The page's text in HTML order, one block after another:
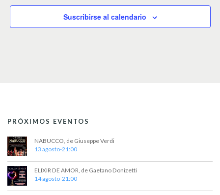
Suscribirse al calendario
PRÓXIMOS EVENTOS
NABUCCO, de Giuseppe Verdi
13 agosto-21:00
ELIXIR DE AMOR, de Gaetano Donizetti
14 agosto-21:00